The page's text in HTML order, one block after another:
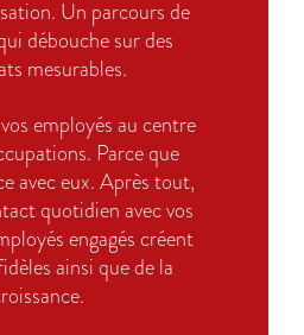
Un parcours de
débouche sur des
mesurables.
employés au centre
Parce que
avec eux. Après tout,
quotidien avec vos
engagés créent
ainsi que de la